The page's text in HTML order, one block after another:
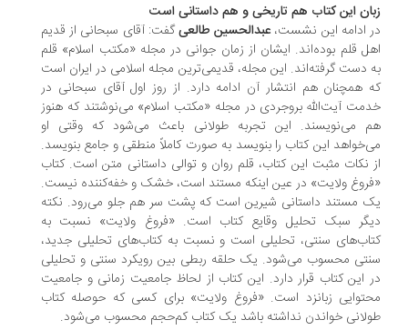
این کتاب هم تاریخی و هم داستانی است
ادامه این نشست،عبدالحسین طالعی گفت: آقای سبحانی از قدیم
قلم بوده‌اند. ایشان از زمان جوانی در مجله «مکتب اسلام» قلم
دست گرفته‌اند. این مجله، قدیمی‌ترین مجله اسلامی در ایران است
همچنان هم انتشار آن ادامه دارد. از روز اول آقای سبحانی در
آیت‌الله بروجردی در مجله «مکتب اسلام» می‌نوشتند که هنوز
می‌نویسند. این تجربه طولانی باعث می‌شود که وقتی او
این کتاب را بنویسد به صورت کاملاً منطقی و جامع بنویسد.
نکات مثبت این کتاب، قلم روان و توالی داستانی متن است. کتاب
ولایت» در عین اینکه مستند است، خشک و خفه‌کننده نیست.
مستند داستانی شیرین است که پشت سر هم جلو می‌رود. نکته
سبک تحلیل وقایع کتاب است. «فروغ ولایت» نسبت به
سنتی، تحلیلی است و نسبت به کتاب‌های تحلیلی جدید،
محسوب می‌شود. یک حلقه ربطی بین رویکرد سنتی و تحلیلی
این کتاب قرار دارد. این کتاب از لحاظ جامعیت زمانی و جامعیت
زبانزد است. «فروغ ولایت» برای کسی که حوصله کتاب
خواندن نداشته باشد یک کتاب کم‌حجم محسوب می‌شود.